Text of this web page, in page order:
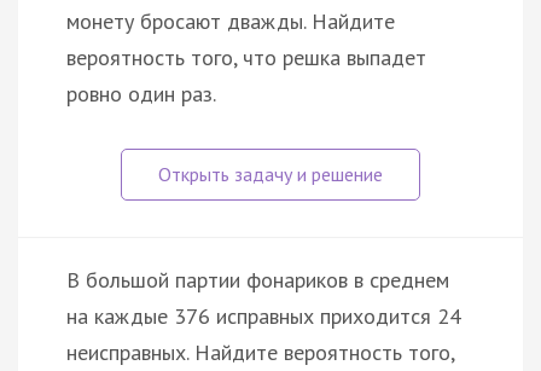
монету бросают дважды. Найдите
вероятность того, что решка выпадет
ровно один раз.
В большой партии фонариков в среднем
на каждые 376 исправных приходится 24
неисправных. Найдите вероятность того,